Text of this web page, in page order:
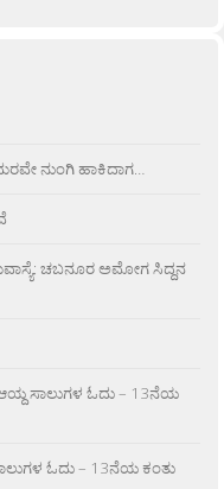
ನುಂಗಿ ಹಾಕಿದಾಗ…
ಚಬನೂರ ಅಮೋಗ ಸಿದ್ದನ
ಸಾಲುಗಳ ಓದು – 13ನೆಯ
ಓದು – 13ನೆಯ ಕಂತು